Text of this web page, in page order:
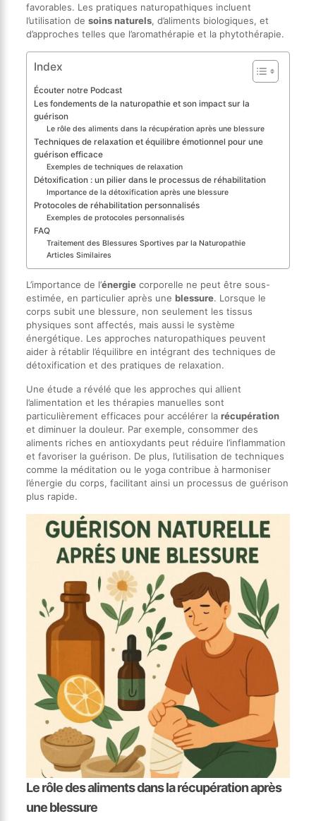
favorables. Les pratiques naturopathiques incluent
l’utilisation de soins naturels, d’aliments biologiques, et
d’approches telles que l’aromathérapie et la phytothérapie.
Index
Écouter notre Podcast
Les fondements de la naturopathie et son impact sur la
guérison
Le rôle des aliments dans la récupération après une blessure
Techniques de relaxation et équilibre émotionnel pour une
guérison efficace
Exemples de techniques de relaxation
Détoxification : un pilier dans le processus de réhabilitation
Importance de la détoxification après une blessure
Protocoles de réhabilitation personnalisés
Exemples de protocoles personnalisés
FAQ
Traitement des Blessures Sportives par la Naturopathie
Articles Similaires
L’importance de l’énergiecorporelle ne peut être sous-
estimée, en particulier après une blessure. Lorsque le
corps subit une blessure, non seulement les tissus
physiques sont affectés, mais aussi le système
énergétique. Les approches naturopathiques peuvent
aider à rétablir l’équilibre en intégrant des techniques de
détoxification et des pratiques de relaxation.
Une étude a révélé que les approches qui allient
l’alimentation et les thérapies manuelles sont
particulièrement efficaces pour accélérer la récupération
et diminuer la douleur. Par exemple, consommer des
aliments riches en antioxydants peut réduire l’inflammation
et favoriser la guérison. De plus, l’utilisation de techniques
comme la méditation ou le yoga contribue à harmoniser
l’énergie du corps, facilitant ainsi un processus de guérison
plus rapide.
Le rôle des aliments dans la récupération après
une blessure